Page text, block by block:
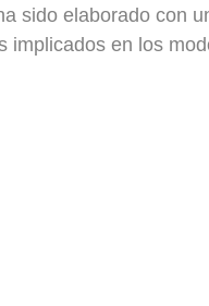
sido elaborado con
implicados en los